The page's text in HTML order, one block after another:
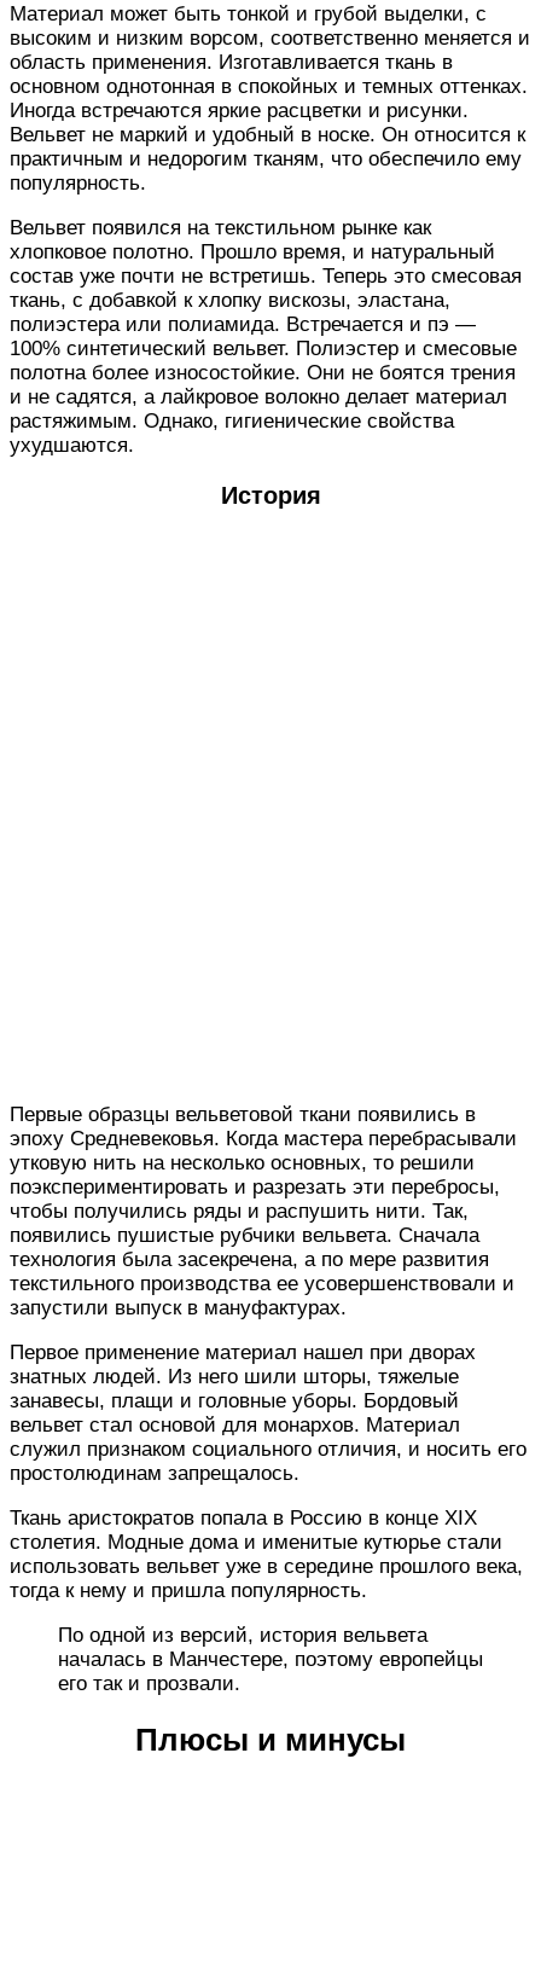
Материал может быть тонкой и грубой выделки, с
высоким и низким ворсом, соответственно меняется и
область применения. Изготавливается ткань в
основном однотонная в спокойных и темных оттенках.
Иногда встречаются яркие расцветки и рисунки.
Вельвет не маркий и удобный в носке. Он относится к
практичным и недорогим тканям, что обеспечило ему
популярность.
Вельвет появился на текстильном рынке как
хлопковое полотно. Прошло время, и натуральный
состав уже почти не встретишь. Теперь это смесовая
ткань, с добавкой к хлопку вискозы, эластана,
полиэстера или полиамида. Встречается и пэ —
100% синтетический вельвет. Полиэстер и смесовые
полотна более износостойкие. Они не боятся трения
и не садятся, а лайкровое волокно делает материал
растяжимым. Однако, гигиенические свойства
ухудшаются.
История
Первые образцы вельветовой ткани появились в
эпоху Средневековья. Когда мастера перебрасывали
утковую нить на несколько основных, то решили
поэкспериментировать и разрезать эти перебросы,
чтобы получились ряды и распушить нити. Так,
появились пушистые рубчики вельвета. Сначала
технология была засекречена, а по мере развития
текстильного производства ее усовершенствовали и
запустили выпуск в мануфактурах.
Первое применение материал нашел при дворах
знатных людей. Из него шили шторы, тяжелые
занавесы, плащи и головные уборы. Бордовый
вельвет стал основой для монархов. Материал
служил признаком социального отличия, и носить его
простолюдинам запрещалось.
Ткань аристократов попала в Россию в конце XIX
столетия. Модные дома и именитые кутюрье стали
использовать вельвет уже в середине прошлого века,
тогда к нему и пришла популярность.
По одной из версий, история вельвета
началась в Манчестере, поэтому европейцы
его так и прозвали.
Плюсы и минусы